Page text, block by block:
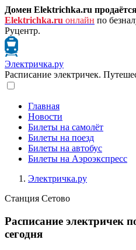
Домен Elektrichka.ru
Elektrichka.ru онлайн по
Руцентр.
Электричка.ру
Расписание электричек.
Главная
Новости
Билеты на самолёт
Билеты на поезд
Билеты на автобус
Билеты на Аэроэкспресс
Электричка.ру
Станция Сетово
Расписание электричек
сегодня